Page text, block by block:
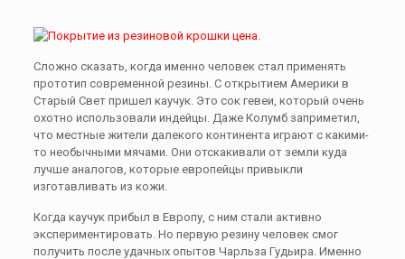
Сложно сказать, когда именно человек стал применять
прототип современной резины. С открытием Америки в
Старый Свет пришел каучук. Это сок гевеи, который очень
охотно использовали индейцы. Даже Колумб заприметил,
что местные жители далекого континента играют с какими-
то необычными мячами. Они отскакивали от земли куда
лучше аналогов, которые европейцы привыкли
изготавливать из кожи.
Когда каучук прибыл в Европу, с ним стали активно
экспериментировать. Но первую резину человек смог
получить после удачных опытов Чарльза Гудьира. Именно